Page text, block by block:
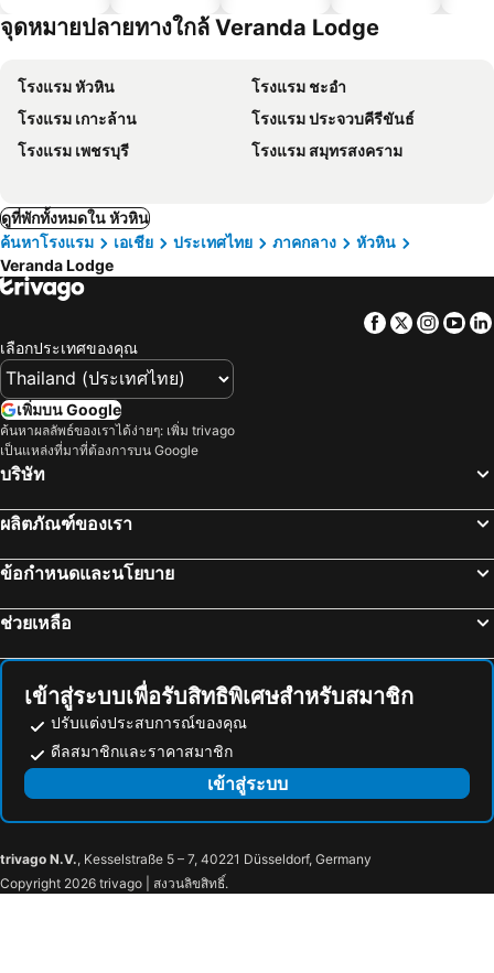
จุดหมายปลายทางใกล้ Veranda Lodge
โรงแรม หัวหิน
โรงแรม ชะอำ
โรงแรม เกาะล้าน
โรงแรม ประจวบคีรีขันธ์
โรงแรม เพชรบุรี
โรงแรม สมุทรสงคราม
ดูที่พักทั้งหมดใน หัวหิน
ค้นหาโรงแรม
เอเชีย ประเทศไทย ภาคกลาง
หัวหิน
Veranda Lodge
Facebook
Twitter
เลือกประเทศของคุณ
เพิ่มบน Google
ค้นหาผลลัพธ์ของเราได้ง่ายๆ: เพิ่ม trivago
เป็นแหล่งที่มาที่ต้องการบน Google
บริษัท
ผลิตภัณฑ์ของเรา
ข้อกำหนดและนโยบาย
ช่วยเหลือ
เข้าสู่ระบบเพื่อรับสิทธิพิเศษสำหรับสมาชิก
ปรับแต่งประสบการณ์ของคุณ
ดีลสมาชิกและราคาสมาชิก
เข้าสู่ระบบ
trivago N.V., Kesselstraße 5 – 7, 40221 Düsseldorf, Germany
Copyright 2026 trivago | สงวนลิขสิทธิ์.